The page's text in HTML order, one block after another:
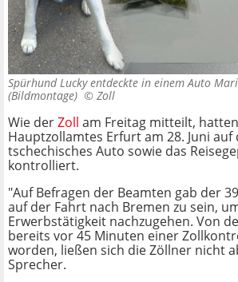
Spürhund Lucky entdeckte in einem Auto
(Bildmontage) © Zoll
Wie derZoll am Freitag mitteilt,
Hauptzollamtes Erfurt am 28. Juni auf
tschechisches Auto sowie das
kontrolliert.
"Auf Befragen der Beamten gab der
auf der Fahrt nach Bremen zu sein,
Erwerbstätigkeit nachzugehen. Von
bereits vor 45 Minuten einer
worden, ließen sich die Zöllner nicht
Sprecher.